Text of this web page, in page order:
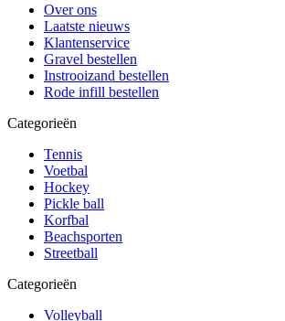
Over ons
Laatste nieuws
Klantenservice
Gravel bestellen
Instrooizand bestellen
Rode infill bestellen
Categorieën
Tennis
Voetbal
Hockey
Pickle ball
Korfbal
Beachsporten
Streetball
Categorieën
Volleyball